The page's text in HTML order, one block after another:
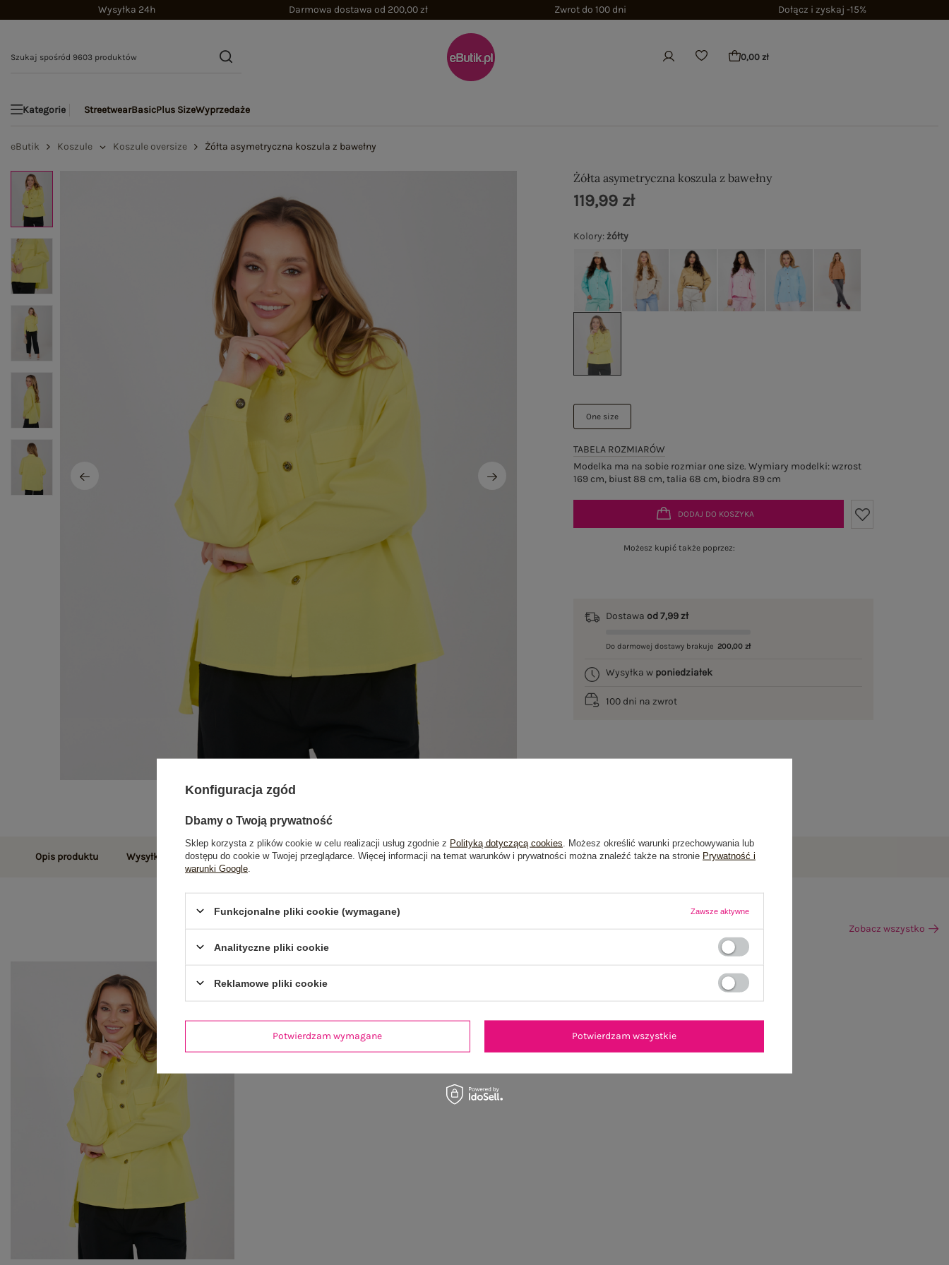
Wysyłka 24h Darmowa dostawa od 200,00 zł Zwrot do 100 dni Dołącz i zyskaj -15%
0,00 zł
Kategorie StreetwearBasicPlus SizeWyprzedaże
eButik Koszule Koszule oversize Żółta asymetryczna koszula z bawełny
Żółta asymetryczna koszula z bawełny
Kolory:żółty
One size
TABELA ROZMIARÓW
Modelka ma na sobie rozmiar one size. Wymiary modelki: wzrost
169 cm, biust 88 cm, talia 68 cm, biodra 89 cm
119,99 zł
DODAJ DO KOSZYKA
Możesz kupić także poprzez:
Dostawaod 7,99 zł
Do darmowej dostawy brakuje 200,00 zł
Wysyłka w poniedziałek
100 dni na zwrot
Opis produktu Wysyłka i dostawa Zwroty i reklamacje Opinie o produkcie(0)
Zobacz wszystko
Konfiguracja zgód
Dbamy o Twoją prywatność
Sklep korzysta z plików cookie w celu realizacji usług zgodnie z Polityką dotyczącą cookies . Możesz określić warunki przechowywania lub
dostępu do cookie w Twojej przeglądarce. Więcej informacji na temat warunków i prywatności można znaleźć także na stronie Prywatność i
warunki Google
Funkcjonalne pliki cookie (wymagane) Zawsze aktywne
Analityczne pliki cookie
Reklamowe pliki cookie
Potwierdzam wymagane Potwierdzam wszystkie